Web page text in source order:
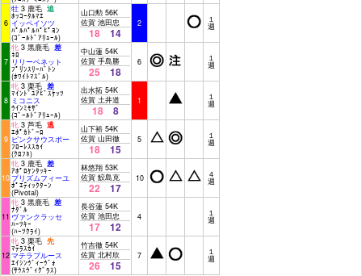
6
牡 3 鹿毛 追
ﾎｯｺｰﾀﾙﾏｴ
イッペイソツ
ﾊﾟﾙﾊﾟﾙﾊﾟﾋﾟﾖﾝ
(ｺﾞｰﾙﾄﾞｱﾘｭｰﾙ)
山口勲 56K
佐賀 池田忠
18 14
2 １
週
7
牝 3 黒鹿毛 差
ﾈﾛ
リリーベネット
ﾌﾟﾘﾝｽﾘｰﾊﾞﾄﾝ
(ﾎﾜｲﾄﾏｽﾞﾙ)
中山蓮 54K
佐賀 手島勝
25 18
6 １
週
8
牝 3 栗毛 差
ﾏｲﾝﾄﾞﾕｱﾋﾞｽｹｯﾂ
ミコニス
ｳｲﾝﾐﾓｻﾞ
(ｺﾞｰﾙﾄﾞｱﾘｭｰﾙ)
出水拓 54K
佐賀 土井道
18 8
1 １
週
9
牝 3 芦毛 逃
ｴﾎﾟｶﾄﾞｰﾛ
ピンクサウスポー
ﾌﾛｰﾚｽｽｶｲ
(ｸﾛﾌﾈ)
山下裕 54K
佐賀 山田徹
18 15
5 １
週
10
牝 3 鹿毛 差
ｱﾎﾟﾛｹﾝﾀｯｷｰ
プリズムフィーユ
ﾎﾟｴﾃｨｯｸﾀｰﾝ
(Pivotal)
林悠翔 53K
佐賀 鮫島克
22 17
10 ４
週
11
牝 3 黒鹿毛 差
ﾅﾀﾞﾙ
ヴァンクラッセ
ﾊｰﾂｷｰ
(ﾊｰﾂｸﾗｲ)
長谷蓮 54K
佐賀 池田忠
17 12
4 １
週
12
牝 3 栗毛 先
ﾏﾃﾗｽｶｲ
マテラブルース
ｴｲｼﾝｳﾞｨｰｳﾞｫ
(ｻｳｽｳﾞｨｸﾞﾗｽ)
竹吉徹 54K
佐賀 北村欣
26 15
7 １
週